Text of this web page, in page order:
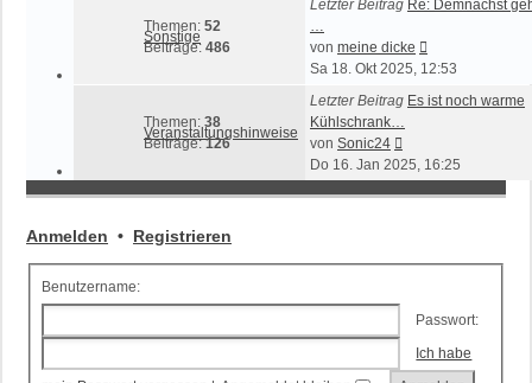
Sonstige
Themen: 52
Beiträge: 486
Letzter Beitrag Re: Demnächst
von meine dicke
Beitrag
Sa 18. Okt 2025, 12:53
Veranstaltungshinweise
Themen: 38
Beiträge:126
Letzter Beitrag Es ist noch warme
Kühlschrank…
von Sonic24
Beitrag
Do 16. Jan 2025, 16:25
Anmelden • Registrieren
Benutzername:
Passwort:
Ich habe